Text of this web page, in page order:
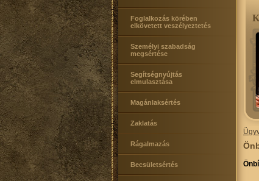
Foglalkozás körében
elkövetett veszélyeztetés
Személyi szabadság
megsértése
Segítségnyújtás
elmulasztása
Magánlaksértés
Zaklatás
Rágalmazás
Becsületsértés